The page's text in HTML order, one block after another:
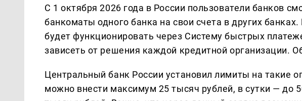
С 1 октября 2026 года в России пользователи банков
банкоматы одного банка на свои счета в других
будет функционировать через Систему быстрых
зависеть от решения каждой кредитной организации.
Центральный банк России установил лимиты на такие
можно внести максимум 25 тысяч рублей, в сутки — до